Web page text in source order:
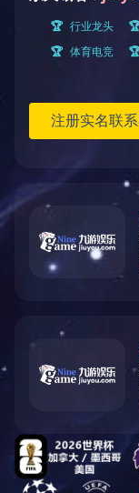
颜色：
返回
产品说明